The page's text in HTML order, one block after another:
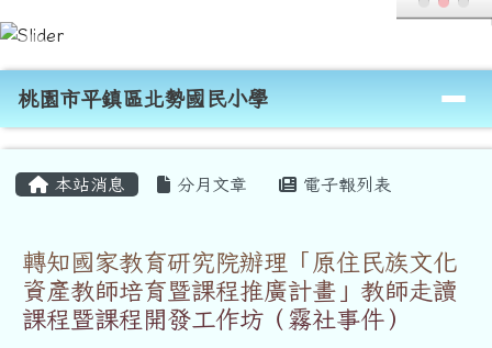
跳至主內容區
桃園市平鎮區北勢國民小學
導覽列
桃園市平鎮區北勢國民小學
本站消息 分月文章 電子報列表
轉知國家教育研究院辦理「原住民族文化
資產教師培育暨課程推廣計畫」教師走讀
課程暨課程開發工作坊（霧社事件）